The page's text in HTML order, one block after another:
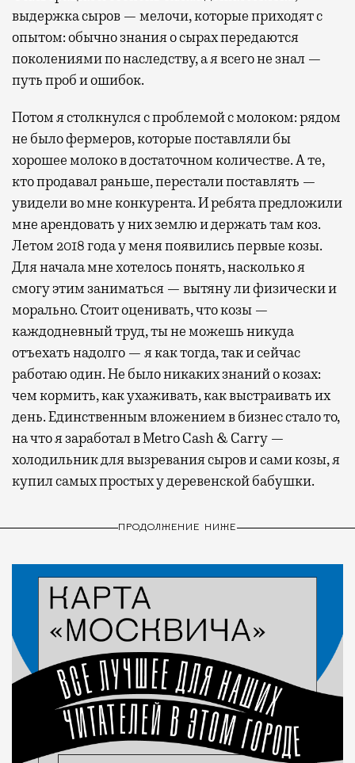
выдержка сыров — мелочи, которые приходят с
опытом: обычно знания о сырах передаются
поколениями по наследству, а я всего не знал —
путь проб и ошибок.
Потом я столкнулся с проблемой с молоком: рядом
не было фермеров, которые поставляли бы
хорошее молоко в достаточном количестве. А те,
кто продавал раньше, перестали поставлять —
увидели во мне конкурента. И ребята предложили
мне арендовать у них землю и держать там коз.
Летом 2018 года у меня появились первые козы.
Для начала мне хотелось понять, насколько я
смогу этим заниматься — вытяну ли физически и
морально. Стоит оценивать, что козы —
каждодневный труд, ты не можешь никуда
отъехать надолго — я как тогда, так и сейчас
работаю один. Не было никаких знаний о козах:
чем кормить, как ухаживать, как выстраивать их
день. Единственным вложением в бизнес стало то,
на что я заработал в Metro Cash & Carry —
холодильник для вызревания сыров и сами козы, я
купил самых простых у деревенской бабушки.
ПРОДОЛЖЕНИЕ НИЖЕ